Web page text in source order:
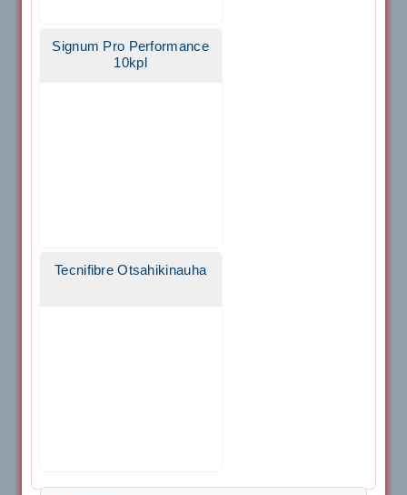
Signum Pro Performance
10kpl
Tecnifibre Otsahikinauha